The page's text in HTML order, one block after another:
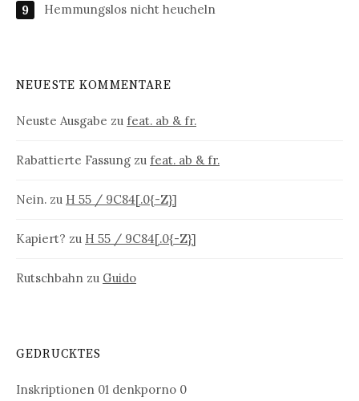
Hemmungslos nicht heucheln
NEUESTE KOMMENTARE
Neuste Ausgabe zu feat. ab & fr.
Rabattierte Fassung zu feat. ab & fr.
Nein. zu H 55 / 9C84[.0{-Z}]
Kapiert? zu H 55 / 9C84[.0{-Z}]
Rutschbahn zu Guido
GEDRUCKTES
Inskriptionen 01 denkporno 0